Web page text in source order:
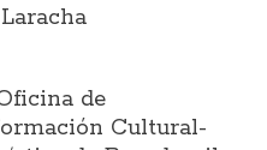
de
Cultural-